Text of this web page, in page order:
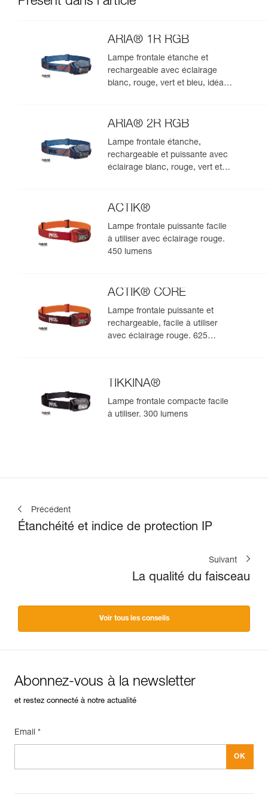
ARIA® 1R RGB
Lampe frontale étanche et
rechargeable avec éclairage
blanc, rouge, vert et bleu, idéale
ARIA® 2R RGB
Lampe frontale étanche,
rechargeable et puissante avec
éclairage blanc, rouge, vert et
625 lumens
ACTIK®
Lampe frontale puissante facile
à utiliser avec éclairage rouge.
450 lumens
ACTIK® CORE
Lampe frontale puissante et
rechargeable, facile à utiliser
avec éclairage rouge. 625
TIKKINA®
Lampe frontale compacte facile
à utiliser. 300 lumens
Précédent
Étanchéité et indice de protection IP
Suivant
La qualité du faisceau
Voir tous les conseils
Abonnez-vous à la newsletter
et restez connecté à notre actualité
Email *